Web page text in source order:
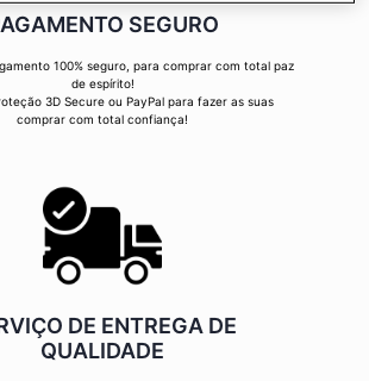
SEGURO
100% seguro, para comprar com total paz
de espírito!
3D Secure ou PayPal para fazer as suas
comprar com total confiança!
DE ENTREGA DE
QUALIDADE